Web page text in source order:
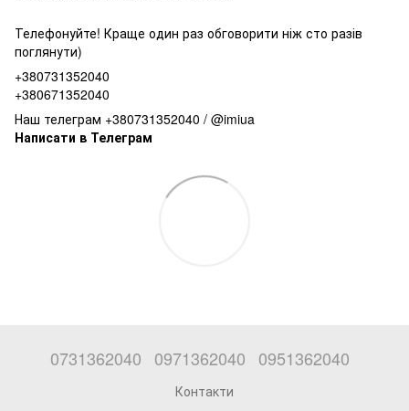
Телефонуйте! Краще один раз обговорити ніж сто разів
поглянути)
+380731352040
+380671352040
Наш телеграм +380731352040 / @imiua
Написати в Телеграм
0731362040 0971362040 0951362040
Контакти